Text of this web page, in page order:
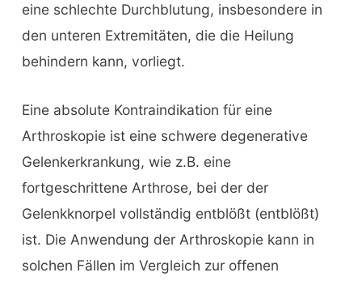
eine schlechte Durchblutung, insbesondere in
den unteren Extremitäten, die die Heilung
behindern kann, vorliegt.
Eine absolute Kontraindikation für eine
Arthroskopie ist eine schwere degenerative
Gelenkerkrankung, wie z.B. eine
fortgeschrittene Arthrose, bei der der
Gelenkknorpel vollständig entblößt (entblößt)
ist. Die Anwendung der Arthroskopie kann in
solchen Fällen im Vergleich zur offenen